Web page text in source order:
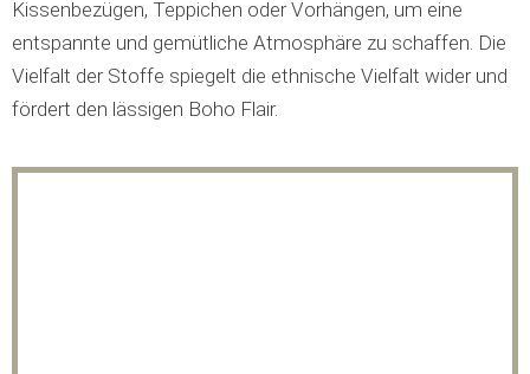
Kissenbezügen, Teppichen oder Vorhängen, um eine
entspannte und gemütliche Atmosphäre zu schaffen. Die
Vielfalt der Stoffe spiegelt die ethnische Vielfalt wider und
fördert den lässigen Boho Flair.